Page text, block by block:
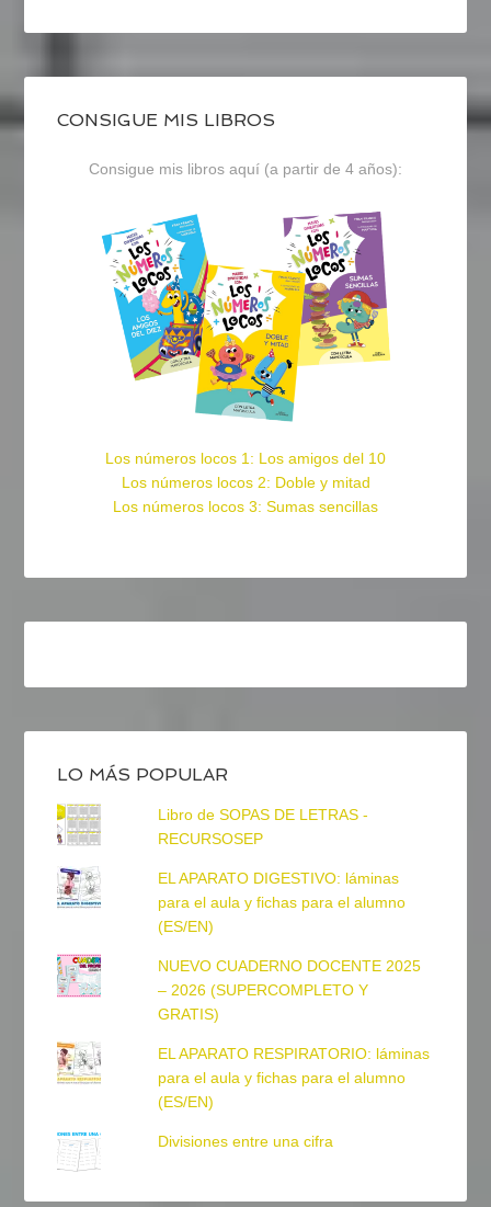
CONSIGUE MIS LIBROS
Consigue mis libros aquí (a partir de 4 años):
Los números locos 1: Los amigos del 10
Los números locos 2: Doble y mitad
Los números locos 3: Sumas sencillas
LO MÁS POPULAR
Libro de SOPAS DE LETRAS -
RECURSOSEP
EL APARATO DIGESTIVO: láminas
para el aula y fichas para el alumno
(ES/EN)
NUEVO CUADERNO DOCENTE 2025
– 2026 (SUPERCOMPLETO Y
GRATIS)
EL APARATO RESPIRATORIO: láminas
para el aula y fichas para el alumno
(ES/EN)
Divisiones entre una cifra